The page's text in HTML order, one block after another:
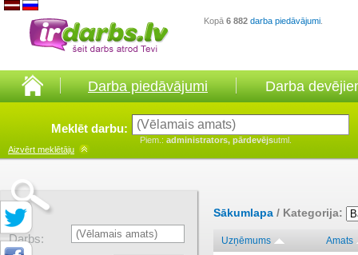
Kopā 6 882 darba piedāvājumi
Darba piedāvājumi Darba
Meklēt darbu:
Piem.: administrators, pārdevējsutml.
Aizvērt meklētāju
Darbs:
Sākumlapa / Kategorija:
Uzņēmums Amats